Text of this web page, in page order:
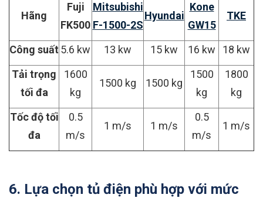
Hãng
Fuji
FK500
Mitsubishi
F-1500-2S
Hyundai
Kone
GW15
TKE
Công suất 5.6 kw 13 kw 15 kw 16 kw
18 kw
Tải trọng
tối đa
1600
kg
1500 kg 1500 kg
1500
kg
1800
kg
Tốc độ tối
đa
0.5
m/s
1 m/s 1 m/s
0.5
m/s
1 m/s
6. Lựa chọn tủ điện phù hợp với mức